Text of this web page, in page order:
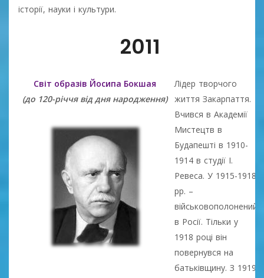
історії, науки і культури.
2011
Світ образів Йосипа Бокшая
(до 120-річчя від дня народження)
Лідер творчого
життя Закарпаття.
Вчився в Академії
Мистецтв в
Будапешті в 1910-
1914 в студії І.
Ревеса. У 1915-1918
рр. –
військовополонений
в Росії. Тільки у
1918 році він
повернувся на
батьківщину. З 1919